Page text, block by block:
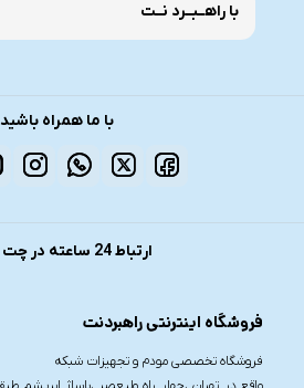
با راهــبــرد نــت
با ما همراه باشید
ارتباط 24 ساعته در چت آنلاین
فروشگاه اینترنتی راهبردنت
فروشگاه تخصصی مودم و تجهیزات شبکه